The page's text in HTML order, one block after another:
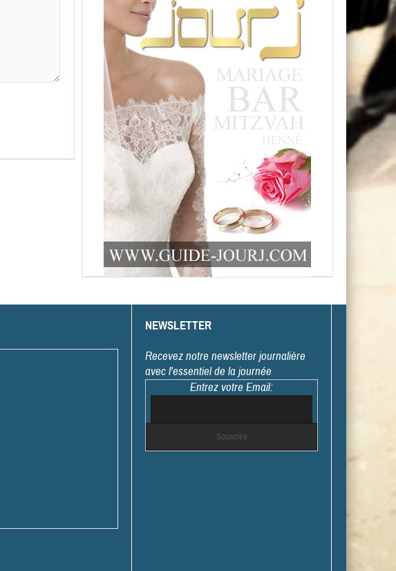
NEWSLETTER
Recevez notre newsletter journalière
avec l'essentiel de la journée
Entrez votre Email: